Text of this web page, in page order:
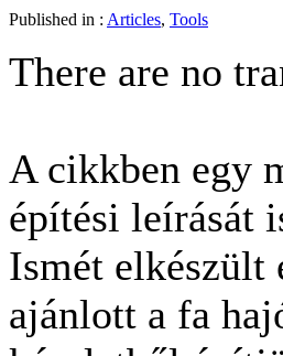
Published in : Articles, Tools
There are no
A cikkben egy
építési leírását
Ismét elkészült
ajánlott a fa